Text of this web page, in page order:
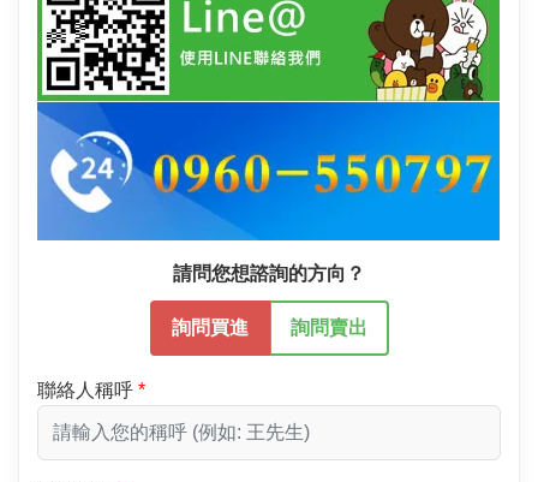
請問您想諮詢的方向？
詢問買進 詢問賣出
聯絡人稱呼